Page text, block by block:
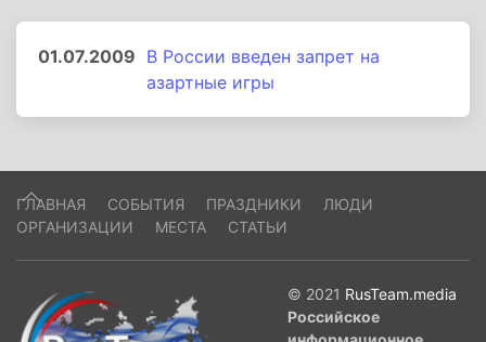
01.07.2009 В России введен запрет на
азартные игры
ГЛАВНАЯ СОБЫТИЯ ПРАЗДНИКИ
ЛЮДИ
ОРГАНИЗАЦИИ
МЕСТА СТАТЬИ
© 2021 RusTeam.media
Российское